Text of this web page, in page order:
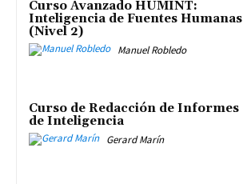
Curso Avanzado HUMINT:
Inteligencia de Fuentes Humanas
(Nivel 2)
Manuel Robledo
Curso de Redacción de Informes
de Inteligencia
Gerard Marín